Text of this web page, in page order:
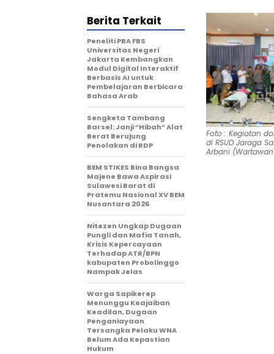
Foto : Kegiatan
di RSUD Jaraga
Arbani
Berita Terkait
Peneliti PBA FBS
Universitas Negeri
Jakarta Kembangkan
Modul Digital Interaktif
Berbasis AI untuk
Pembelajaran Berbicara
Bahasa Arab
Sengketa Tambang
Barsel: Janji “Hibah” Alat
Berat Berujung
Penolakan di RDP
BEM STIKES Bina Bangsa
Majene Bawa Aspirasi
Sulawesi Barat di
Pratemu Nasional XV BEM
Nusantara 2026
Nitezen Ungkap Dugaan
Pungli dan Mafia Tanah,
Krisis Kepercayaan
Terhadap ATR/BPN
kabupaten Probolinggo
Nampak Jelas
Warga Sapikerep
Menunggu Keajaiban
Keadilan, Dugaan
Penganiayaan
Tersangka Pelaku WNA
Belum Ada Kepastian
Hukum